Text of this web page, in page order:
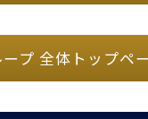
プ 全体トップペ